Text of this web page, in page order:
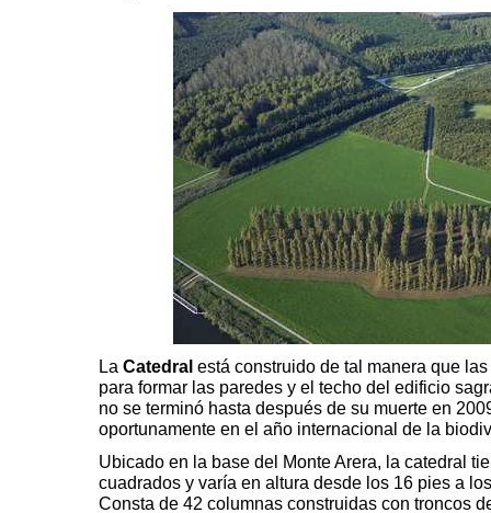
La Catedral está construido de tal manera que
para formar las paredes y el techo del edificio
no se terminó hasta después de su muerte en
oportunamente en el año internacional de la
Ubicado en la base del Monte Arera, la catedral
cuadrados y varía en altura desde los 16 pies a
Consta de 42 columnas construidas con troncos